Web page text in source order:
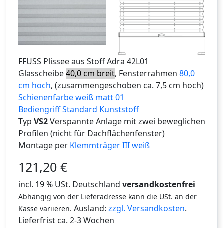
FFUSS Plissee aus Stoff Adra 42L01
Glasscheibe40,0 cm breit, Fensterrahmen 80,0
cm hoch, (zusammengeschoben ca. 7,5 cm hoch)
Schienenfarbe weiß matt 01
Bediengriff Standard Kunststoff
Typ VS2Verspannte Anlage mit zwei beweglichen
Profilen (nicht für Dachflächenfenster)
Montage per Klemmträger IIIweiß
121,20 €
incl. 19 % USt. Deutschland versandkostenfrei
Abhängig von der Lieferadresse kann die USt. an der
Kasse variieren. Ausland: zzgl. Versandkosten.
Lieferfrist ca. 2-3 Wochen